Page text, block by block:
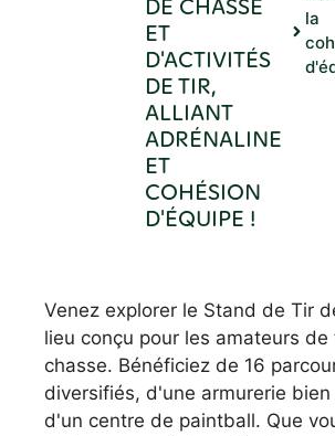
DE CHASSE
ET
D'ACTIVITÉS
DE TIR,
ALLIANT
ADRÉNALINE
ET
COHÉSION
D'ÉQUIPE !
la
Venez explorer le Stand de Tir
lieu conçu pour les amateurs
chasse. Bénéficiez de 16
diversifiés, d'une armurerie
d'un centre de paintball. Que